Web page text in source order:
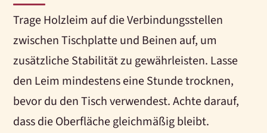
Trage Holzleim auf die Verbindungsstellen
zwischen Tischplatte und Beinen auf, um
zusätzliche Stabilität zu gewährleisten. Lasse
den Leim mindestens eine Stunde trocknen,
bevor du den Tisch verwendest. Achte darauf,
dass die Oberfläche gleichmäßig bleibt.